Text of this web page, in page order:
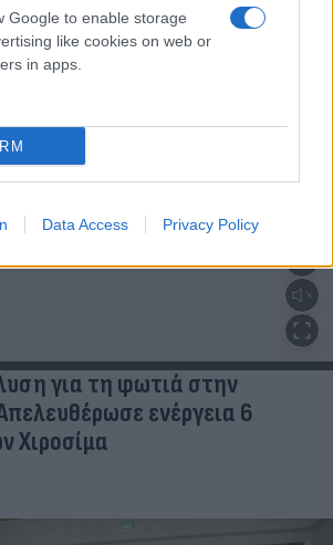
Google to enable storage
like cookies on web or
in apps.
Data Access Privacy Policy
για τη φωτιά στην
ενέργεια 6
Χιροσίμα